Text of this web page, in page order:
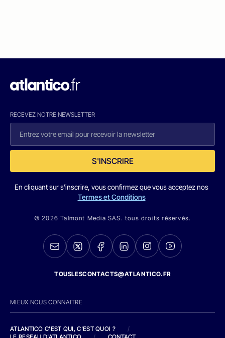
RECEVEZ NOTRE NEWSLETTER
S'INSCRIRE
En cliquant sur s'inscrire, vous confirmez que vous acceptez nos
Termes et Conditions
© 2026 Talmont Media SAS. tous droits réservés.
TOUSLESCONTACTS@ATLANTICO.FR
MIEUX NOUS CONNAITRE
ATLANTICO C'EST QUI, C'EST QUOI ?
/